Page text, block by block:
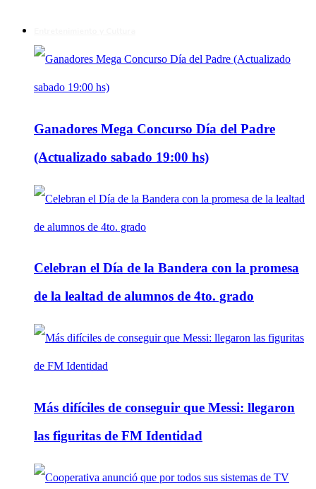
Ganadores Mega Concurso Día del Padre
(Actualizado sabado 19:00 hs)
Celebran el Día de la Bandera con la promesa
de la lealtad de alumnos de 4to. grado
Más difíciles de conseguir que Messi: llegaron
las figuritas de FM Identidad